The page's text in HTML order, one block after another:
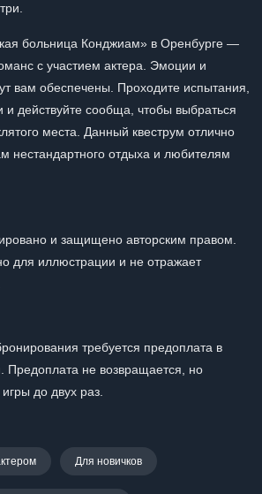
больница Конджиам» в Оренбурге —
с участием актера. Эмоции и
вам обеспечены. Проходите испытания,
и действуйте сообща, чтобы выбраться
места. Данный квеструм отлично
нестандартного отдыха и любителям
и защищено авторским правом.
для иллюстрации и не отражает
требуется предоплата в
Предоплата не возвращается, но
до двух раз.
Для новичков